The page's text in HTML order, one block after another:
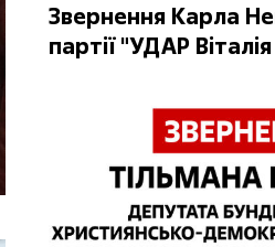
Звернення Карла
партії "УДАР